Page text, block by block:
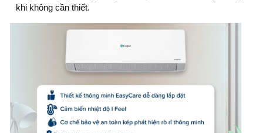
khi không cần thiết.